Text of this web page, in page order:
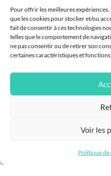
Pour offrir les meilleures
que les cookies pour stocker et/ou
fait de consentir à ces technologies
telles que le comportement de
ne pas consentir ou de retirer son
certaines caractéristiques et fonctions.
Voir les
Politique
Nos
Liste
Liste
IFSI